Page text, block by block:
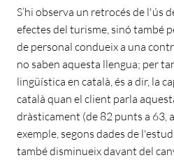
S’hi observa un retrocés de l'ús
efectes del turisme, sinó també
de personal condueix a una
no saben aquesta llengua; per
lingüística en català, és a dir, la
català quan el client parla
dràsticament (de 82 punts a 63,
exemple, segons dades de
també disminueix davant del